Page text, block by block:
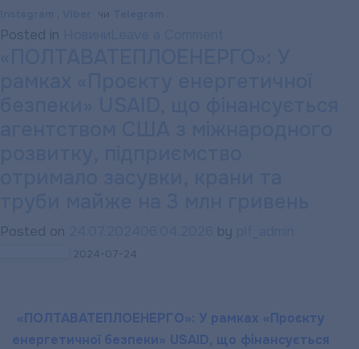
чи
Posted in
спосіб
Posted on by
2024-07-24
«ПОЛТАВАТЕПЛОЕНЕРГО»: У рамках «Проєкту
енергетичної безпеки» USAID, що фінансується